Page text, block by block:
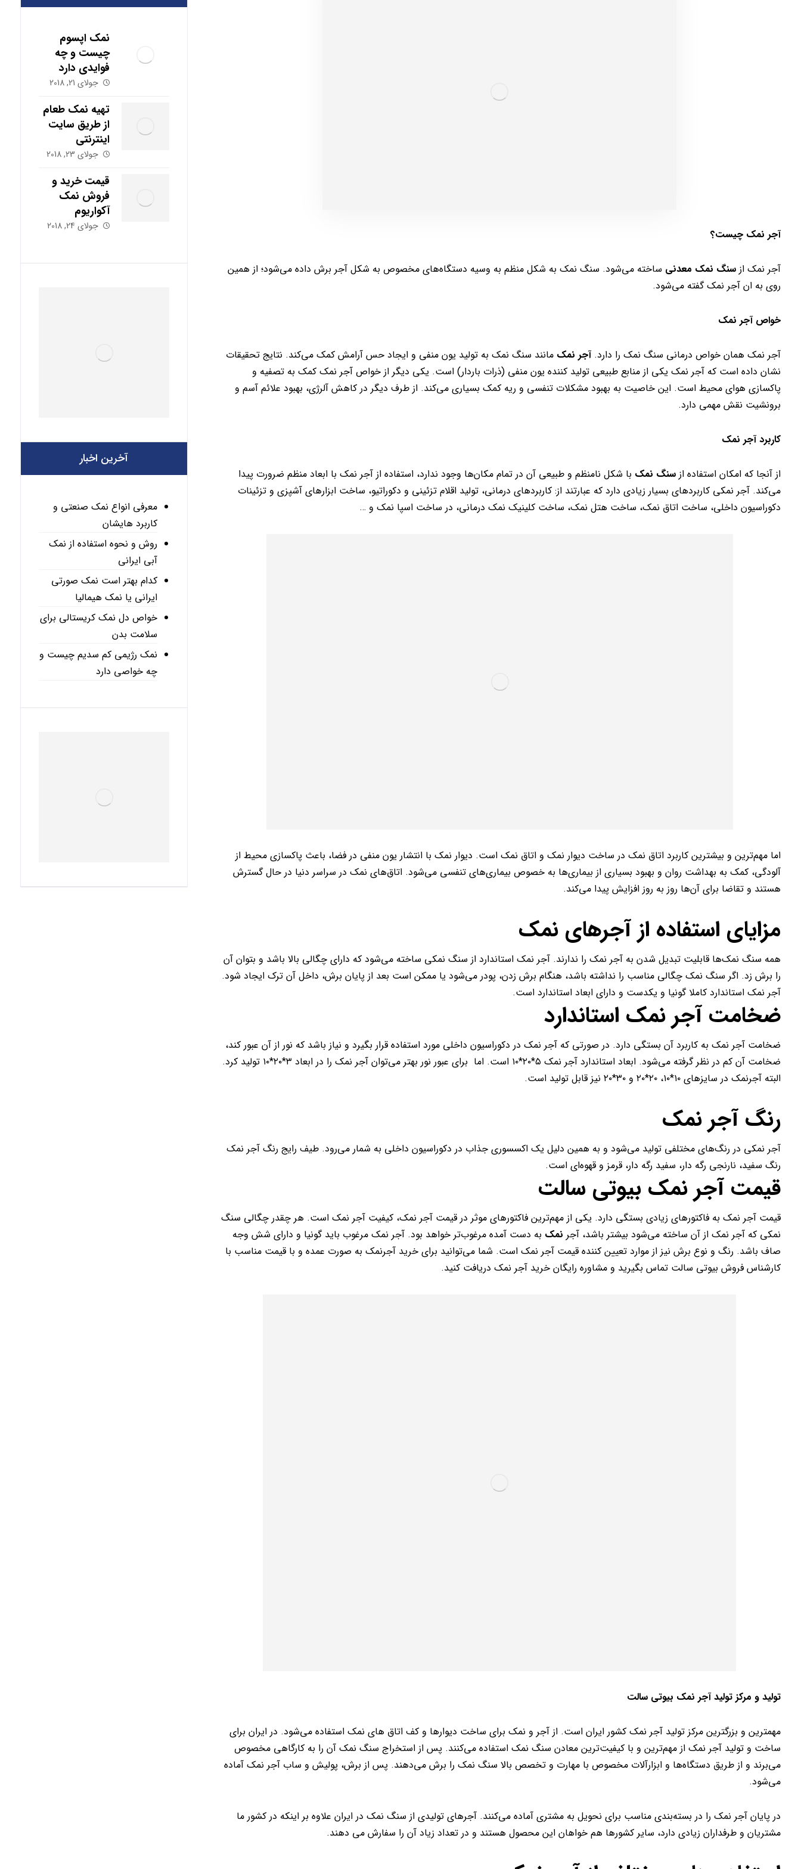
آجر نمک چیست؟
آجر نمک از سنگ نمک معدنی ساخته می‌شود. سنگ نمک به شکل منظم به وسیه دستگاه‌های مخصوص به شکل آجر برش داده می‌شود؛ از همین
روی به ان آجر نمک گفته می‌شود.
خواص آجر نمک
آجر نمک همان خواص درمانی سنگ نمک را دارد.آجر نمک مانند سنگ نمک به تولید یون منفی و ایجاد حس آرامش کمک می‌کند. نتایج تحقیقات
نشان داده است که آجر نمک یکی از منابع طبیعی تولید کننده‌ یون منفی (ذرات باردار) است. یکی دیگر از خواص آجر نمک کمک به تصفیه و
پاکسازی هوای محیط است. این خاصیت به بهبود مشکلات تنفسی و ریه کمک بسیاری می‌کند. از طرف دیگر در کاهش آلرژی، بهبود علائم آسم و
برونشیت نقش مهمی دارد.
کاربرد آجر نمک
از آنجا که امکان استفاده ازسنگ نمک با شکل نامنظم و طبیعی آن در تمام مکان‌ها وجود ندارد، استفاده از آجر نمک با ابعاد منظم ضرورت پیدا
می‌کند. آجر نمکی کاربردهای بسیار زیادی دارد که عبارتند از: کاربردهای درمانی، تولید اقلام تزئینی و دکوراتیو، ساخت ابزارهای آشپزی و تزئینات
دکوراسیون داخلی، ساخت اتاق نمک، ساخت هتل نمک، ساخت کلینیک نمک درمانی، در ساخت اسپا نمک و …
اما مهم‌ترین و بیشترین کاربرد اتاق نمک در ساخت دیوار نمک و اتاق نمک است. دیوار نمک با انتشار یون منفی در فضا، باعث پاکسازی محیط از
آلودگی، کمک به بهداشت روان و بهبود بسیاری از بیماری‌ها به خصوص بیماری‌های تنفسی می‌شود. اتاق‌های نمک در سراسر دنیا در حال گسترش
هستند و تقاضا برای آن‌ها روز به روز افزایش پیدا می‌کند.
مزایای استفاده از آجرهای نمک
همه سنگ‌ نمک‌ها قابلیت تبدیل شدن به آجر نمک را ندارند. آجر نمک استاندارد از سنگ نمکی ساخته می‌شود که دارای چگالی بالا باشد و بتوان آن
را برش زد. اگر سنگ نمک چگالی مناسب را نداشته باشد، هنگام برش زدن، پودر می‌شود یا ممکن است بعد از پایان برش، داخل آن ترک ایجاد شود.
آجر نمک استاندارد کاملا گونیا و یکدست و دارای ابعاد استاندارد است.
ضخامت آجر نمک استاندارد
ضخامت آجر نمک به کاربرد آن بستگی دارد. در صورتی که آجر نمک در دکوراسیون داخلی مورد استفاده قرار بگیرد و نیاز باشد که نور از آن عبور کند،
ضخامت آن کم در نظر گرفته می‌شود. ابعاد استاندارد آجر نمک ۵*۲۰*۱۰ است. اما برای عبور نور بهتر می‌توان آجر نمک را در ابعاد ۳*۲۰*۱۰ تولید کرد.
البته آجرنمک در سایزهای ۱۰*۱۰، ۲۰*۲۰ و ۳۰*۲۰ نیز قابل تولید است.
رنگ آجر نمک
آجر نمکی در رنگ‌های مختلفی تولید می‌شود و به همین دلیل یک اکسسوری جذاب در دکوراسیون داخلی به شمار می‌رود. طیف رایج رنگ آجر نمک
رنگ سفید، نارنجی رگه دار، سفید رگه دار، قرمز و قهوه‌ای است.
قیمت آجر نمک بیوتی سالت
قیمت آجر نمک به فاکتورهای زیادی بستگی دارد. یکی از مهم‌ترین فاکتورهای موثر در قیمت آجر نمک، کیفیت آجر نمک است. هر چقدر چگالی سنگ
نمکی که آجر نمک از آن ساخته می‌شود بیشتر باشد، آجر نمک به دست آمده مرغوب‌تر خواهد بود. آجر نمک مرغوب باید گونیا و دارای شش وجه
صاف باشد. رنگ و نوع برش نیز از موارد تعیین کننده قیمت آجر نمک است. شما می‌توانید برای خرید آجرنمک به صورت عمده و با قیمت مناسب با
کارشناس فروش بیوتی سالت تماس بگیرید و مشاوره رایگان خرید آجر نمک دریافت کنید.
تولید و مرکز تولید آجر نمک بیوتی سالت
مهمترین و بزرگترین مرکز تولید آجر نمک کشور ایران است. از آجر و نمک برای ساخت دیوارها و کف اتاق های نمک استفاده می‌شود. در ایران برای
ساخت و تولید آجر نمک از مهم‌ترین و با کیفیت‌ترین معادن سنگ نمک استفاده می‌کنند. پس از استخراج سنگ نمک آن را به کارگاهی مخصوص
می‌برند و از طریق دستگاه‌ها و ابزارآلات مخصوص با مهارت و تخصص بالا سنگ نمک را برش می‌دهند. پس از برش، پولیش و ساب آجر نمک آماده
می‌شود.
در پایان آجر نمک را در بسته‌بندی مناسب برای نحویل به مشتری آماده می‌کنند. آجرهای تولیدی از سنگ نمک در ایران علاوه بر اینکه در کشور ما
مشتریان و طرفداران زیادی دارد، سایر کشورها هم خواهان این محصول هستند و در تعداد زیاد آن را سفارش می دهند.
نمک اپسوم
چیست و چه
فوایدی دارد
جولای 21, 2018
تهیه نمک طعام
از طریق سایت
اینترنتی
جولای 23, 2018
قیمت خرید و
فروش نمک
آکواریوم
جولای 24, 2018
آخرین اخبار
معرفی انواع نمک صنعتی و
کاربرد هایشان
روش و نحوه استفاده از نمک
آبی ایرانی
کدام بهتر است نمک صورتی
ایرانی یا نمک هیمالیا
خواص دل نمک کریستالی برای
سلامت بدن
نمک رژیمی کم سدیم چیست و
چه خواصی دارد